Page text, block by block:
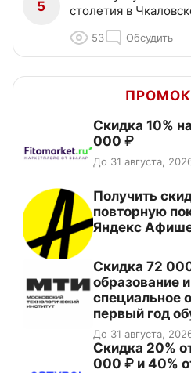
5
столетия в
53 Обсудить
Скидка 10%
000 ₽
До 31 августа,
Получить
повторную
Яндекс
Скидка 72
образование
специальное
первый год
До 31 августа,
Скидка 20%
000 ₽ и 40%